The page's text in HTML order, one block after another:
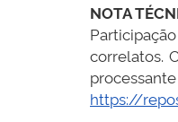
NOTA
correlatos.
https://